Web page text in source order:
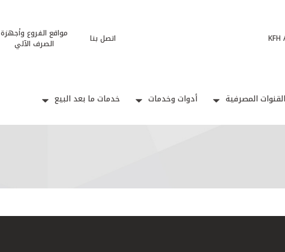
KFH اتصل بنا
مواقع الفروع وأجهزة
الصرف الآلي
القنوات المصرفية أدوات وخدمات خدمات ما بعد البيع